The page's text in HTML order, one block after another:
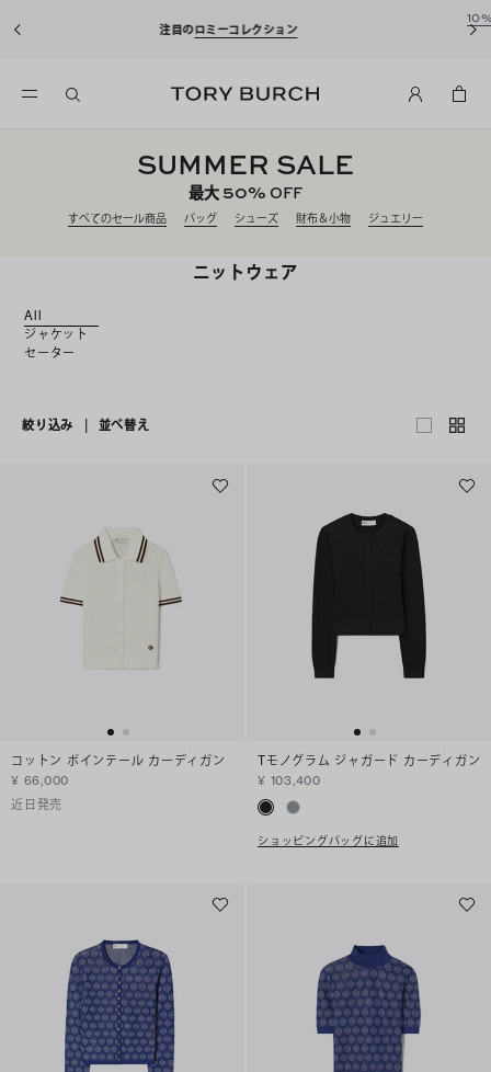
込)以上のお買い物にご利用いただけます。
SUMMER SALE
最大50% OFF
すべてのセール商品 バッグ シューズ 財布＆小物 ジュエリー
ニットウェア
All
ジャケット
セーター
絞り込み 並べ替え
コットン ポインテール カーディガン
¥ 66,000
近日発売
Tモノグラム ジャガード カーディガン
¥ 103,400
ショッピングバッグに追加